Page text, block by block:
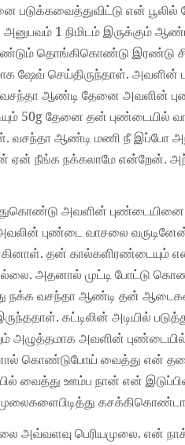
படுக்கவைத்துவிட்டு என்
1 நிமிடம் இருக்கும்
தொங்கிகொண்டு இரண்டு
ஷேவ் செய்திருந்தாள்.
வசந்தா ஆண்டி தேனை அவளின்
50g தேனை தன்
வசந்தா ஆண்டி மணி நீ இப்போ
நான் ஏன் நீங்க நக்கலாமே
அவளின்
புண்டை வாசலை
தன் கால்களிரண்டையும்
அதனால் முட்டி போட்டு
நக்க வசந்தா ஆண்டி தன்
கட்டிலின் அடியில்
அழுத்தமாக அவளின்
கொண்டுபோய் வைத்து என்
வைத்து ஊம்ப நான் என்
அவ்வளவு பெரியமுலை. என்